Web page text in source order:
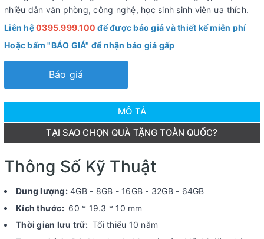
nhiều dân văn phòng, công nghệ, học sinh sinh viên ưa thích.
Liên hệ0395.999.100để được báo giá và thiết kế miễn phí
Hoặc bấm "BÁO GIÁ" để nhận báo giá gấp
Báo giá
MÔ TẢ
TẠI SAO CHỌN QUÀ TẶNG TOÀN QUỐC?
Thông Số Kỹ Thuật
Dung lượng:4GB - 8GB - 16GB - 32GB - 64GB
Kích thước: 60 * 19.3 * 10 mm
Thời gian lưu trữ: Tối thiểu 10 năm